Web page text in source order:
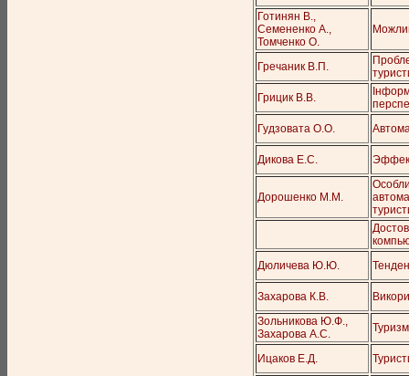
Готинян В.,
Семененко А.,
Томченко О.
Гречаник В.П.
Грицик В.В.
Гудзовата О.О.
Дикова Е.С.
Дорошенко М.М.
Дюличева Ю.Ю.
Захарова К.В.
Зольникова Ю.Ф.,
Захарова А.С.
Ицаков Е.Д.